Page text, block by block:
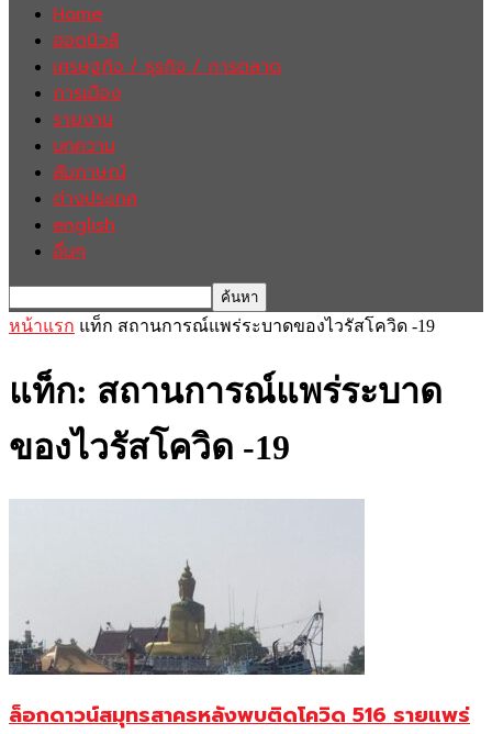
Home
ฮอตนิวส์
เศรษฐกิจ / ธุรกิจ / การตลาด
การเมือง
รายงาน
บทความ
สัมภาษณ์
ต่างประเทศ
english
อื่นๆ
หน้าแรก แท็ก สถานการณ์แพร่ระบาดของไวรัสโควิด -19
แท็ก: สถานการณ์แพร่ระบาด
ของไวรัสโควิด -19
ล็อกดาวน์สมุทรสาครหลังพบติดโควิด 516 รายแพร่